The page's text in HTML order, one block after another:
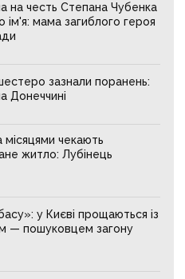
на честь Степана Чубенка
мама загиблого героя
зазнали поранень:
Донеччині
чекають
житло: Лубінець
у Києві прощаються із
— пошуковцем загону